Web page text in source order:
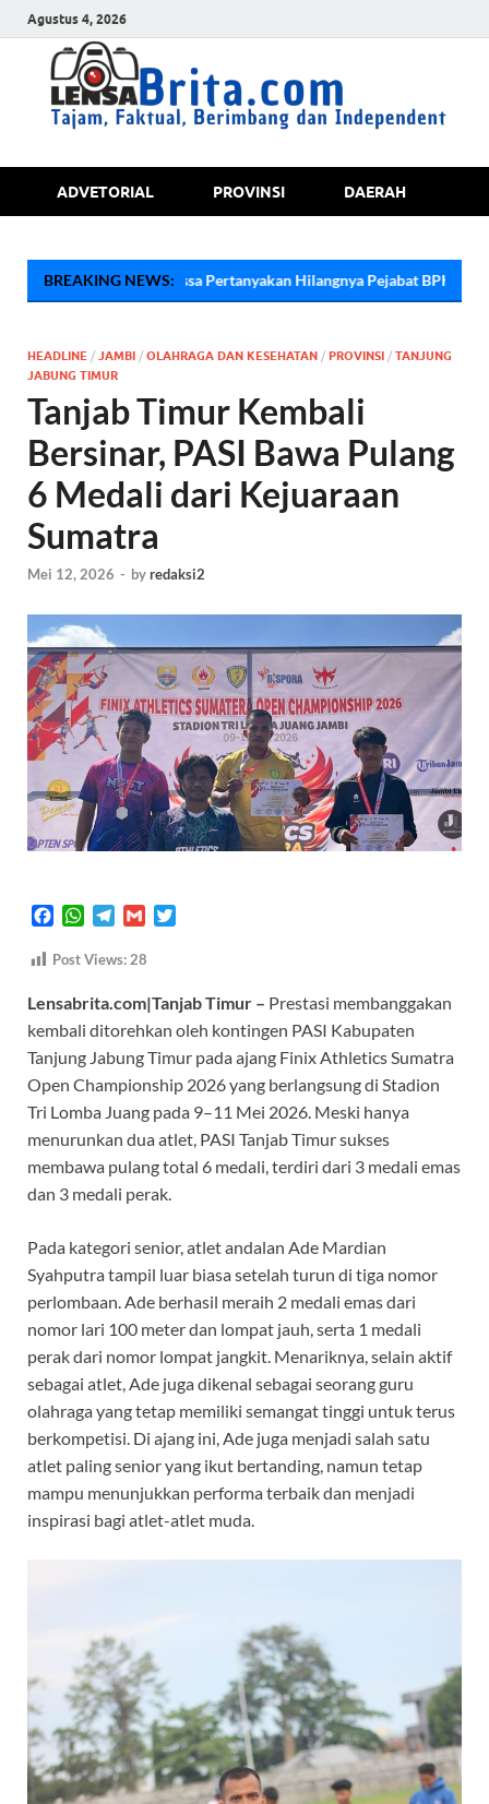
Agustus 4, 2026
Tajam, Faktual, Berimbang dan
Independent
ADVETORIAL PROVINSI DAERAH
BREAKING NEWS:
Massa Pertanyakan Hilangnya Pejabat BPKPD Saat Demo Dugaan
HEADLINE / JAMBI / OLAHRAGA DAN KESEHATAN / PROVINSI / TANJUNG
JABUNG TIMUR
Tanjab Timur Kembali
Bersinar, PASI Bawa Pulang
6 Medali dari Kejuaraan
Sumatra
Mei 12, 2026 - byredaksi2
c
b
o
k
W
a
s
A
p
l
g
r
m
G
a
l
t
e
Post Views: 28
Lensabrita.com|Tanjab Timur – Prestasi membanggakan
kembali ditorehkan oleh kontingen PASI Kabupaten
Tanjung Jabung Timur pada ajang Finix Athletics Sumatra
Open Championship 2026 yang berlangsung di Stadion
Tri Lomba Juang pada 9–11 Mei 2026. Meski hanya
menurunkan dua atlet, PASI Tanjab Timur sukses
membawa pulang total 6 medali, terdiri dari 3 medali emas
dan 3 medali perak.
Pada kategori senior, atlet andalan Ade Mardian
Syahputra tampil luar biasa setelah turun di tiga nomor
perlombaan. Ade berhasil meraih 2 medali emas dari
nomor lari 100 meter dan lompat jauh, serta 1 medali
perak dari nomor lompat jangkit. Menariknya, selain aktif
sebagai atlet, Ade juga dikenal sebagai seorang guru
olahraga yang tetap memiliki semangat tinggi untuk terus
berkompetisi. Di ajang ini, Ade juga menjadi salah satu
atlet paling senior yang ikut bertanding, namun tetap
mampu menunjukkan performa terbaik dan menjadi
inspirasi bagi atlet-atlet muda.